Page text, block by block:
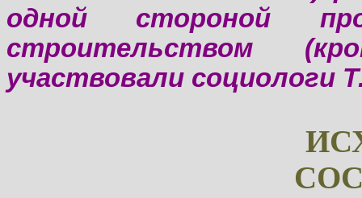
одной стороной
строительством
участвовали социологи